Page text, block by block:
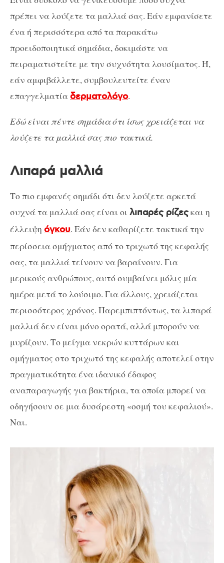
πρέπει να λούζετε τα μαλλιά σας. Εάν εμφανίσετε
ένα ή περισσότερα από τα παρακάτω
προειδοποιητικά σημάδια, δοκιμάστε να
πειραματιστείτε με την συχνότητα λουσίματος. Ή,
εάν αμφιβάλλετε, συμβουλευτείτε έναν
επαγγελματίαδερματολόγο.
Εδώ είναι πέντε σημάδια ότι ίσως χρειάζεται να
λούζετε τα μαλλιά σας πιο τακτικά.
Λιπαρά μαλλιά
Το πιο εμφανές σημάδι ότι δεν λούζετε αρκετά
συχνά τα μαλλιά σας είναι οι λιπαρές ρίζεςκαι η
έλλειψη όγκου. Εάν δεν καθαρίζετε τακτικά την
περίσσεια σμήγματος από το τριχωτό της κεφαλής
σας, τα μαλλιά τείνουν να βαραίνουν. Για
μερικούς ανθρώπους, αυτό συμβαίνει μόλις μία
ημέρα μετά το λούσιμο. Για άλλους, χρειάζεται
περισσότερος χρόνος. Παρεμπιπτόντως, τα λιπαρά
μαλλιά δεν είναι μόνο ορατά, αλλά μπορούν να
μυρίζουν. Το μείγμα νεκρών κυττάρων και
σμήγματος στο τριχωτό της κεφαλής αποτελεί στην
πραγματικότητα ένα ιδανικό έδαφος
αναπαραγωγής για βακτήρια, τα οποία μπορεί να
οδηγήσουν σε μια δυσάρεστη «οσμή του κεφαλιού».
Ναι.